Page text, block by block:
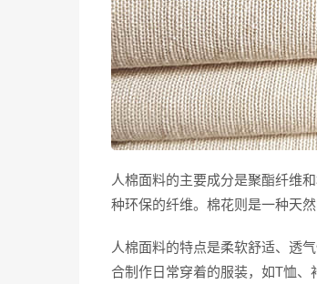
人棉面料的主要成分是聚酯纤维
种环保的纤维。棉花则是一种天
人棉面料的特点是柔软舒适、透
合制作日常穿着的服装，如T恤